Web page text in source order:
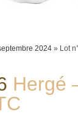
2024 » Lot
Hergé